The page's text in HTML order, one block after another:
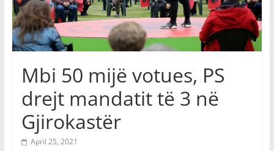
Mbi 50 mijë votues, PS
drejt mandatit të 3 në
Gjirokastër
April 25, 2021